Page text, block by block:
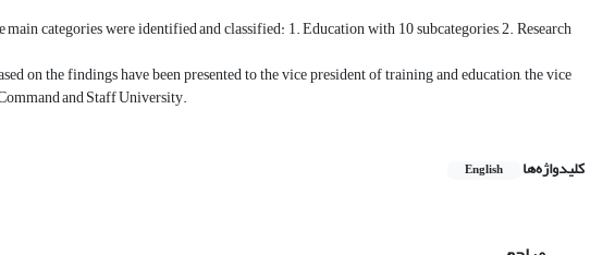
main categories were identified and classified: 1. Education with 10 subcategories, 2. Research
on the findings have been presented to the vice president of training and education, the vice
and Staff University.
کلیدواژه‌ها English